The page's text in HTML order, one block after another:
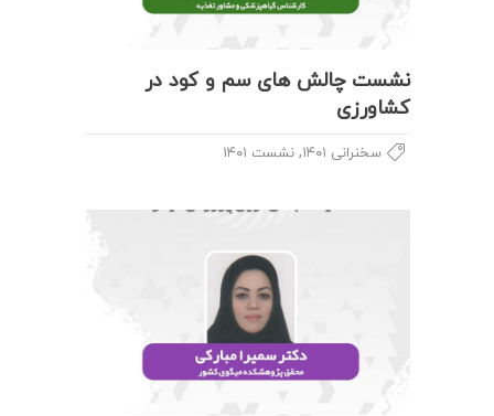
نشست چالش های سم و کود در
کشاورزی
سخنرانی ۱۴۰۱ , نشست ۱۴۰۱